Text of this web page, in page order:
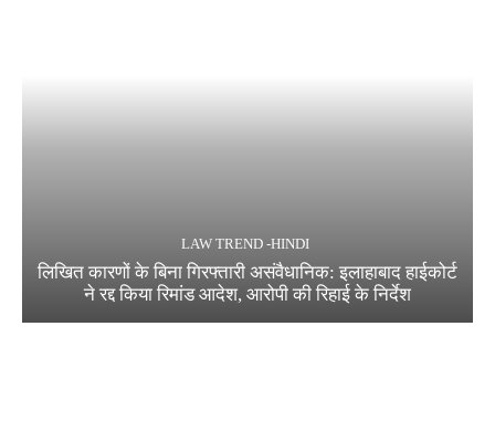
LAW TREND -HINDI
लिखित कारणों के बिना गिरफ्तारी असंवैधानिक: इलाहाबाद हाईकोर्ट
ने रद्द किया रिमांड आदेश, आरोपी की रिहाई के निर्देश